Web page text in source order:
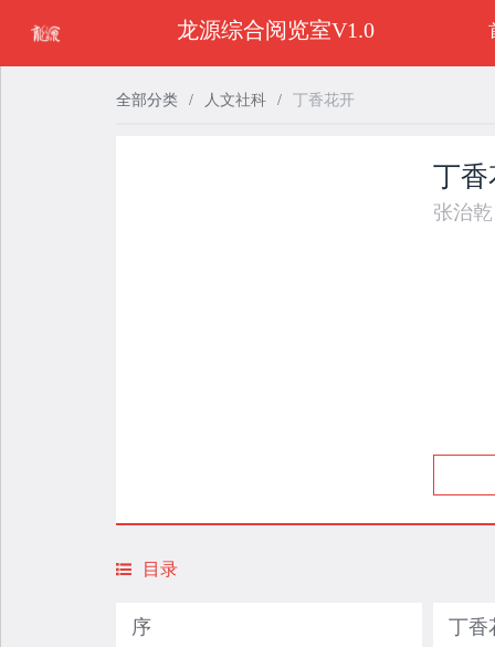
全部分类 / 人文社科 / 丁香花开
丁香
张治乾
目录
序 丁香
龙源综合阅览室V1.0